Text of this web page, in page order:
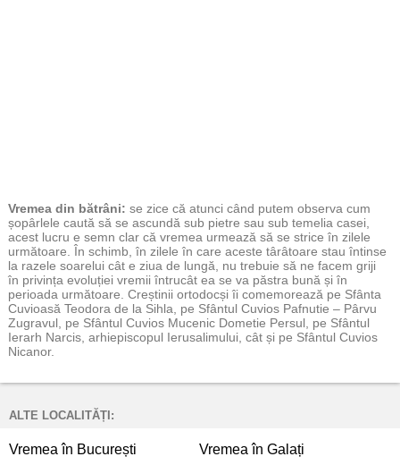
Vremea din bătrâni: se zice că atunci când putem observa cum
șopârlele caută să se ascundă sub pietre sau sub temelia casei,
acest lucru e semn clar că vremea urmează să se strice în zilele
următoare. În schimb, în zilele în care aceste târâtoare stau întinse
la razele soarelui cât e ziua de lungă, nu trebuie să ne facem griji
în privința evoluției vremii întrucât ea se va păstra bună și în
perioada următoare. Creștinii ortodocși îi comemorează pe Sfânta
Cuvioasă Teodora de la Sihla, pe Sfântul Cuvios Pafnutie – Pârvu
Zugravul, pe Sfântul Cuvios Mucenic Dometie Persul, pe Sfântul
Ierarh Narcis, arhiepiscopul Ierusalimului, cât și pe Sfântul Cuvios
Nicanor.
ALTE LOCALITĂȚI:
Vremea în București Vremea în Galați